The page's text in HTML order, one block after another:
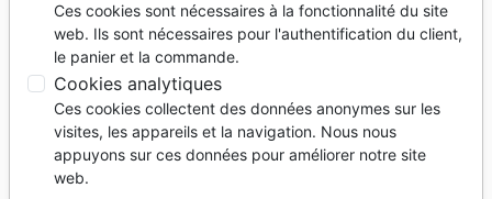
Accueil Editeurs Emmaüs
Emmaüs
Les Éditions Emmaüs
sont nées dans le sillage
de l’Institut Biblique et
Missionnaire Emmaüs.
Ces cookies sont nécessaires à la fonctionnalité du site
web. Ils sont nécessaires pour l'authentification du client,
le panier et la commande.
Cookies analytiques
Ces cookies collectent des données anonymes sur les
visites, les appareils et la navigation. Nous nous
appuyons sur ces données pour améliorer notre site
web.